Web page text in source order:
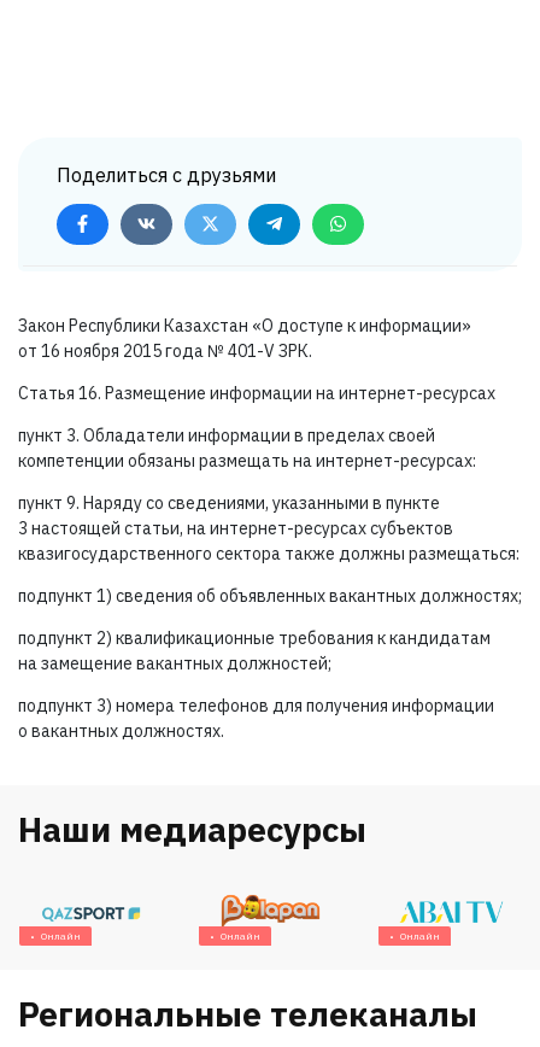
Поделиться с друзьями
Закон Республики Казахстан «О доступе к информации»
от 16 ноября 2015 года № 401-V ЗРК.
Статья 16. Размещение информации на интернет-ресурсах
пункт 3. Обладатели информации в пределах своей
компетенции обязаны размещать на интернет-ресурсах:
пункт 9. Наряду со сведениями, указанными в пункте
3 настоящей статьи, на интернет-ресурсах субъектов
квазигосударственного сектора также должны размещаться:
подпункт 1) сведения об объявленных вакантных должностях;
подпункт 2) квалификационные требования к кандидатам
на замещение вакантных должностей;
подпункт 3) номера телефонов для получения информации
о вакантных должностях.
Наши медиаресурсы
Онлайн Онлайн Онлайн
Региональные телеканалы